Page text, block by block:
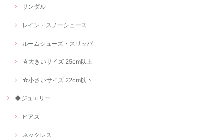
サンダル
レイン・スノーシューズ
ルームシューズ・スリッパ
☆大きいサイズ 25cm以上
☆小さいサイズ 22cm以下
◆ジュエリー
ピアス
ネックレス